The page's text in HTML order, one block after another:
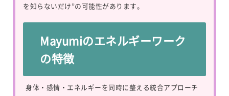
を知らないだけ”の可能性があります。
Mayumiのエネルギーワーク
の特徴
身体・感情・エネルギーを同時に整える統合アプローチ